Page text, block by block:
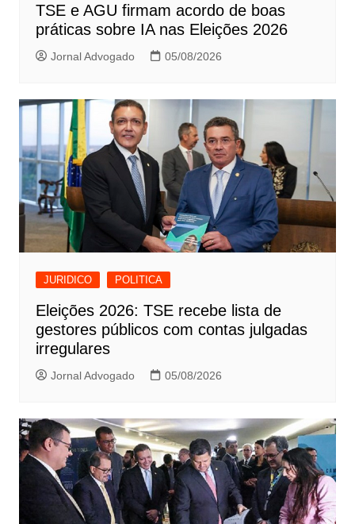
TSE e AGU firmam acordo de boas
práticas sobre IA nas Eleições 2026
Jornal Advogado 05/08/2026
JURIDICO POLITICA
Eleições 2026: TSE recebe lista de
gestores públicos com contas julgadas
irregulares
Jornal Advogado 05/08/2026